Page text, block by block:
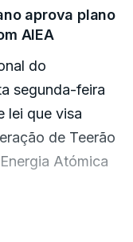
aprova plano
AIEA
do
segunda-feira
lei que visa
de Teerão
Atómica